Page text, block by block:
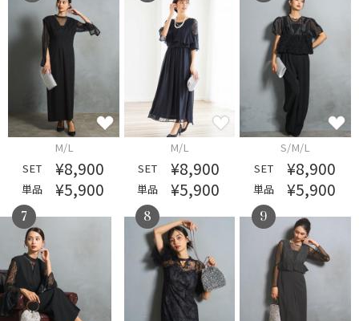
M/L
SET
¥8,900
単品 ¥5,900
M/L
SET
¥8,900
単品 ¥5,900
S/M/L
SET
¥8,900
単品 ¥5,900
7 8 9